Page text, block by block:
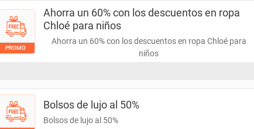
PROMO
Ahorra un 60% con los descuentos en ropa
Chloé para niños
Ahorra un 60% con los descuentos en ropa Chloé para
niños
Bolsos de lujo al 50%
Bolsos de lujo al 50%